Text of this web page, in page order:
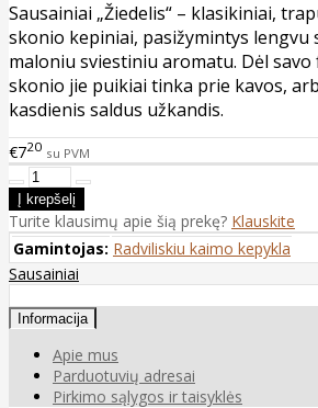
Sausainiai „Žiedelis“ – klasikiniai,
skonio kepiniai, pasižymintys lengvu
maloniu sviestiniu aromatu. Dėl
skonio jie puikiai tinka prie kavos,
kasdienis saldus užkandis.
€720 su PVM
Turite klausimų apie šią prekę? Klauskite
Gamintojas: Radviliskiu kaimo kepykla
Sausainiai
Informacija
Apie mus
Parduotuvių adresai
Pirkimo sąlygos ir taisyklės